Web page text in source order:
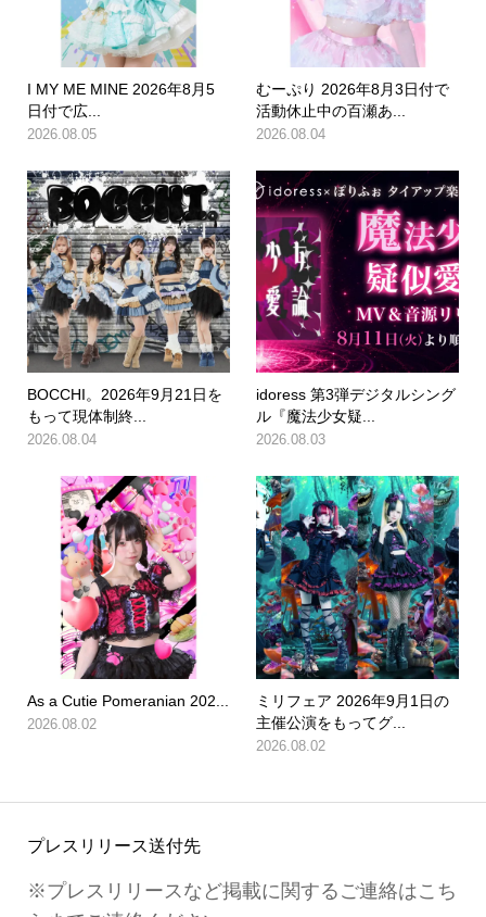
I MY ME MINE 2026年8月5
日付で広...
2026.08.05
むーぷり 2026年8月3日付で
活動休止中の百瀬あ...
2026.08.04
BOCCHI。2026年9月21日を
もって現体制終...
2026.08.04
idoress 第3弾デジタルシング
ル『魔法少女疑...
2026.08.03
As a Cutie Pomeranian 202...
2026.08.02
ミリフェア 2026年9月1日の
主催公演をもってグ...
2026.08.02
プレスリリース送付先
※プレスリリースなど掲載に関するご連絡はこち